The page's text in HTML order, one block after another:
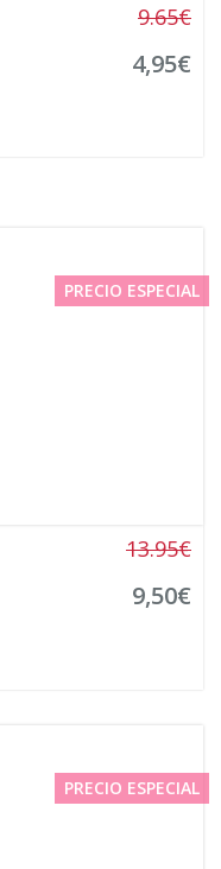
9.65€
4,95€
PRECIO ESPECIAL
13.95€
9,50€
PRECIO ESPECIAL